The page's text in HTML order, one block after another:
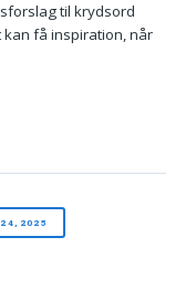
til krydsord
få inspiration, når
24, 2025